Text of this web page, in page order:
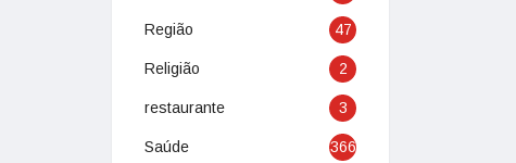
Região 47
Religião 2
restaurante 3
Saúde 366